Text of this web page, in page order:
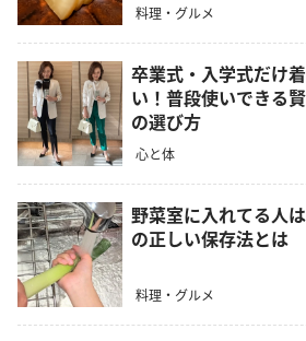
料理・グルメ
卒業式・入学式だけ
い！普段使いできる
の選び方
心と体
野菜室に入れてる人
の正しい保存法とは
料理・グルメ